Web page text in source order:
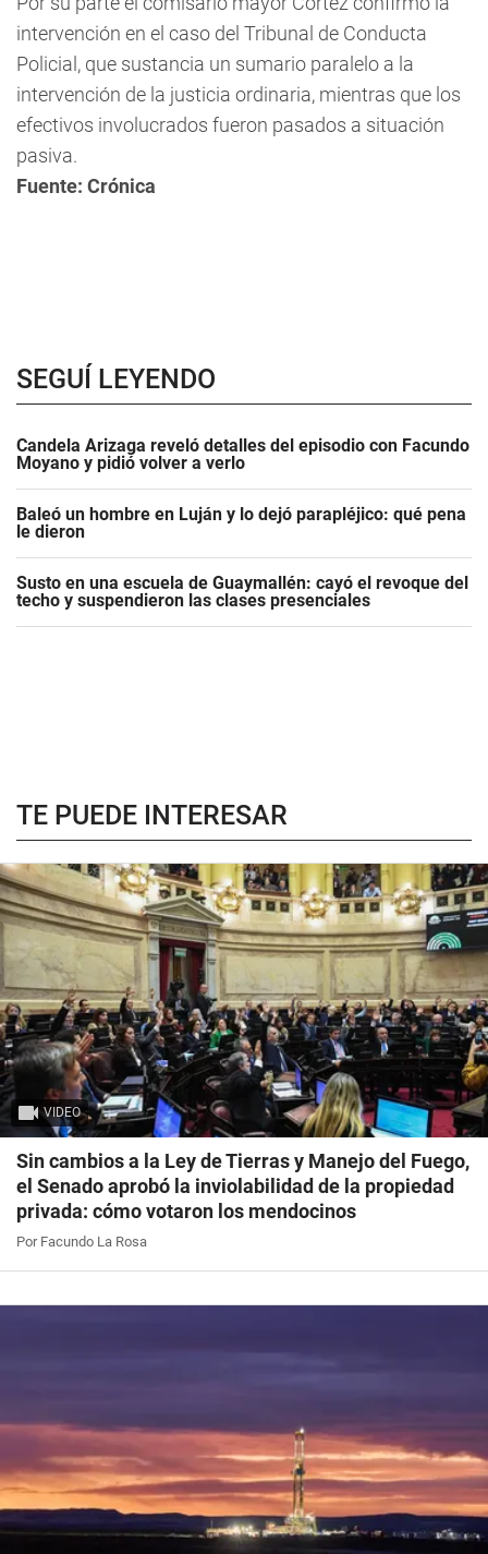
intervención en el caso del Tribunal de Conducta
Policial, que sustancia un sumario paralelo a la
intervención de la justicia ordinaria, mientras que los
efectivos involucrados fueron pasados a situación
pasiva.
Fuente: Crónica
SEGUÍ LEYENDO
Candela Arizaga reveló detalles del episodio con Facundo
Moyano y pidió volver a verlo
Baleó un hombre en Luján y lo dejó parapléjico: qué pena
le dieron
Susto en una escuela de Guaymallén: cayó el revoque del
techo y suspendieron las clases presenciales
TE PUEDE INTERESAR
VIDEO
Sin cambios a la Ley de Tierras y Manejo del Fuego,
el Senado aprobó la inviolabilidad de la propiedad
privada: cómo votaron los mendocinos
Por Facundo La Rosa